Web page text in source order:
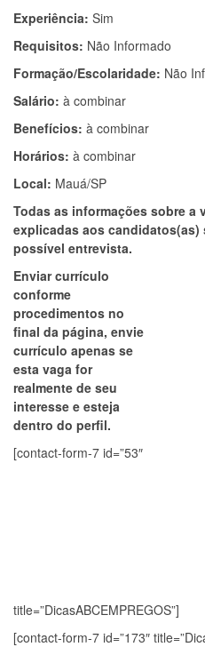
Experiência: Sim
Requisitos: Não Informado
Formação/Escolaridade: Não
Salário: à combinar
Benefícios: à combinar
Horários: à combinar
Local: Mauá/SP
Todas as informações sobre a
explicadas aos candidatos(as)
possível entrevista.
Enviar currículo
conforme
procedimentos no
final da página, envie
currículo apenas se
esta vaga for
realmente de seu
interesse e esteja
dentro do perfil.
[contact-form-7 id=”53″
title=”DicasABCEMPREGOS”]
[contact-form-7 id=”173″